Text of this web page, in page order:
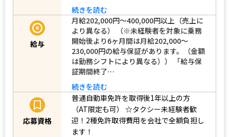
続きを読む
給与
月給202,000円〜400,000円以上（売上に
より異なる） （※未経験者を対象に乗務
開始後より6ヶ月間は月給202,000～
230,000円の給与保証があります。（金額
は勤務シフトにより異なる）） 「給与保
証期間終了…
続きを読む
応募資格
普通自動車免許を取得後1年以上の方
（AT限定も可）
☆タクシー未経験者歓
迎！2種免許取得費用を会社で全額負担し
ます！